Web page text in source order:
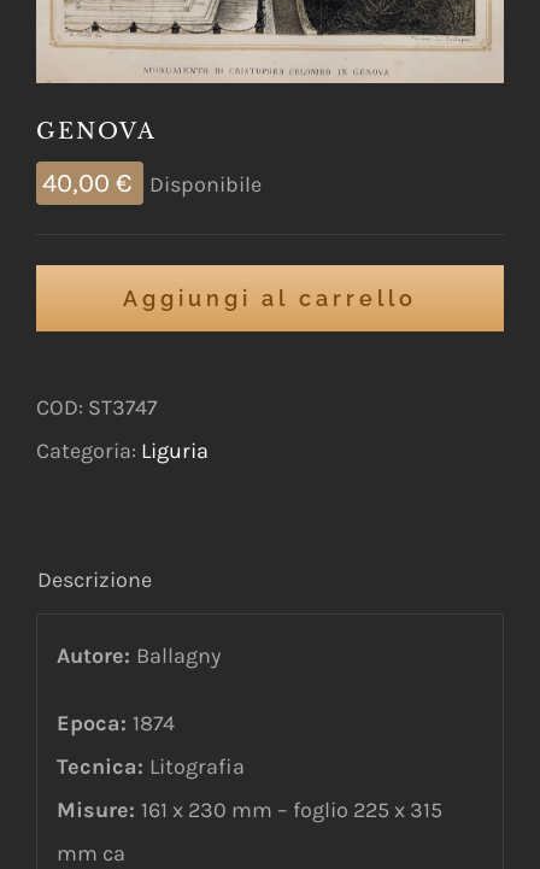
GENOVA
40,00 € Disponibile
Aggiungi al carrello
COD: ST3747
Categoria: Liguria
Descrizione
Autore: Ballagny
Epoca: 1874
Tecnica: Litografia
Misure: 161 x 230 mm – foglio 225 x 315
mm ca